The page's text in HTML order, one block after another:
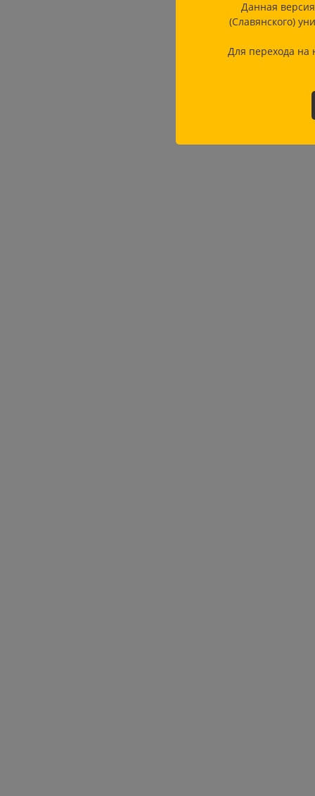
Данная
(Славянского)
Для перехода на